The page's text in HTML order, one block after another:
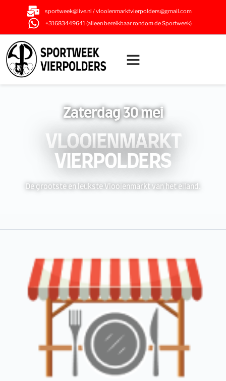
sportweek@live.nl / vlooienmarktvierpolders@gmail.com
+31683449641 (alleen bereikbaar rondom de Sportweek)
Zaterdag 30 mei
VLOOIENMARKT
VIERPOLDERS
De grootste en leukste Vlooienmarkt van het eiland.